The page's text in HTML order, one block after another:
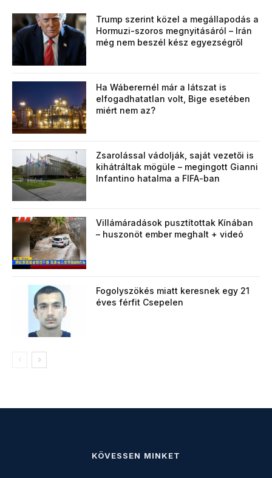
Trump szerint közel a megállapodás a
Hormuzi-szoros megnyitásáról – Irán
még nem beszél kész egyezségről
Ha Wáberernél már a látszat is
elfogadhatatlan volt, Bige esetében
miért nem az?
Zsarolással vádolják, saját vezetői is
kihátráltak mögüle – megingott Gianni
Infantino hatalma a FIFA-ban
Villámáradások pusztítottak Kínában
– huszonöt ember meghalt + videó
Fogolyszökés miatt keresnek egy 21
éves férfit Csepelen
KÖVESSEN MINKET